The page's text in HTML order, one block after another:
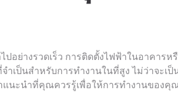
อย่างรวดเร็ว การติดตั้งไฟฟ้าในอาคาร
จำเป็นสำหรับการทำงานในที่สูง ไม่ว่าจะ
แนะนำที่คุณควรรู้เพื่อให้การทำงานของ